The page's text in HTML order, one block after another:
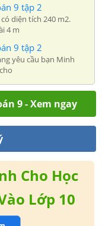
9 tập 2
diện tích 240 m2.
4 m
9 tập 2
yêu cầu bạn Minh
9 - Xem ngay
Cho Học
Lớp 10